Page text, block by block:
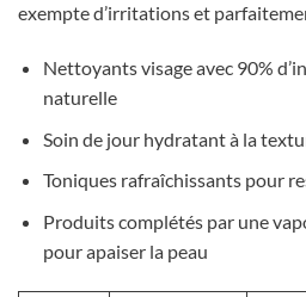
exempte d’irritations et
Nettoyants visage avec 90%
naturelle
Soin de jour hydratant à la
Toniques rafraîchissants pour
Produits complétés par une
pour apaiser la peau